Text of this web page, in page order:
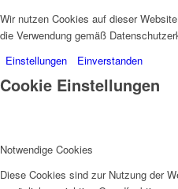
Wir nutzen Cookies auf dieser
die Verwendung gemäß
Einstellungen
Einverstanden
Cookie Einstellungen
Notwendige Cookies
Diese Cookies sind zur Nutzung der